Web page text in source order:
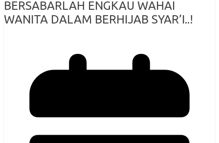
BERSABARLAH ENGKAU WAHAI
WANITA DALAM BERHIJAB SYAR’I..!